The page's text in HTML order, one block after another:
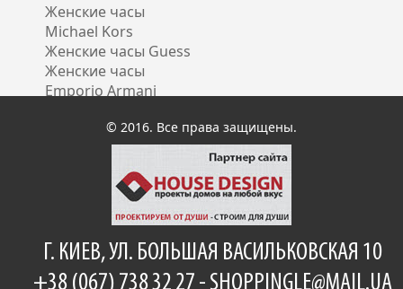
Женские часы
Michael Kors
Женские часы Guess
Женские часы
Emporio Armani
© 2016. Все права защищены.
Г. КИЕВ, УЛ. БОЛЬШАЯ ВАСИЛЬКОВСКАЯ 10
+38 (067) 738 32 27 - SHOPPINGLE@MAIL.UA